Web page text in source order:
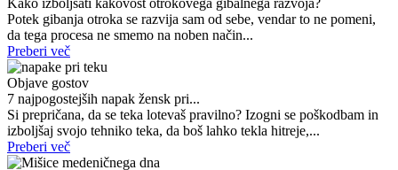
Kako izboljšati kakovost otrokovega gibalnega razvoja?
Potek gibanja otroka se razvija sam od sebe, vendar to ne pomeni,
da tega procesa ne smemo na noben način...
Preberi več
Objave gostov
7 najpogostejših napak žensk pri...
Si prepričana, da se teka lotevaš pravilno? Izogni se poškodbam in
izboljšaj svojo tehniko teka, da boš lahko tekla hitreje,...
Preberi več